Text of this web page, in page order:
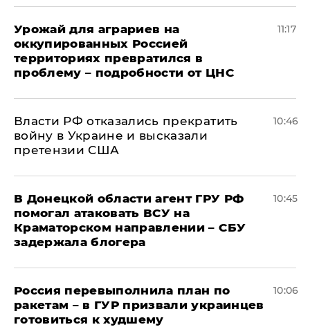
Урожай для аграриев на
оккупированных Россией
территориях превратился в
проблему – подробности от ЦНС
11:17
Власти РФ отказались прекратить
войну в Украине и высказали
претензии США
10:46
В Донецкой области агент ГРУ РФ
помогал атаковать ВСУ на
Краматорском направлении – СБУ
задержала блогера
10:45
Россия перевыполнила план по
ракетам – в ГУР призвали украинцев
готовиться к худшему
10:06